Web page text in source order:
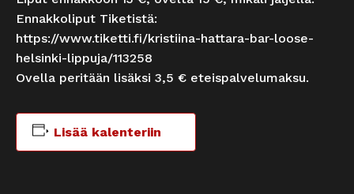
Ennakkoliput Tiketistä:
https://www.tiketti.fi/kristiina-hattara-bar-loose-
helsinki-lippuja/113258
Ovella peritään lisäksi 3,5 € eteispalvelumaksu.
Lisää kalenteriin